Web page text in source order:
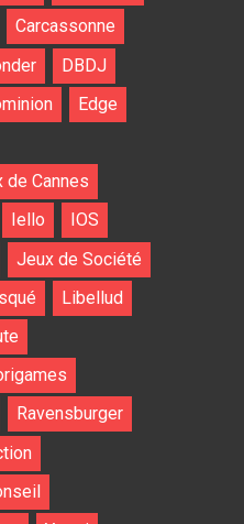
Carcassonne
DBDJ
Edge
de Cannes
Iello
IOS
Jeux de Société
Libellud
Ravensburger